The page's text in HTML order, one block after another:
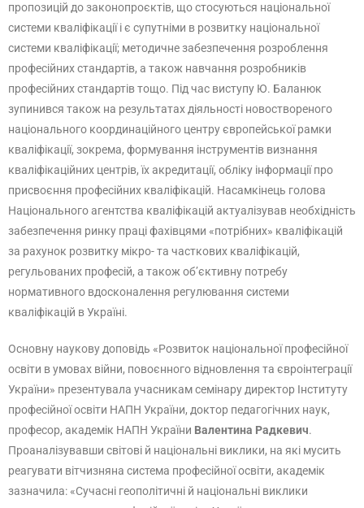
пропозицій до законопроєктів, що стосуються національної
системи кваліфікації і є супутніми в розвитку національної
системи кваліфікації; методичне забезпечення розроблення
професійних стандартів, а також навчання розробників
професійних стандартів тощо. Під час виступу Ю. Баланюк
зупинився також на результатах діяльності новоствореного
національного координаційного центру європейської рамки
кваліфікації, зокрема, формування інструментів визнання
кваліфікаційних центрів, їх акредитації, обліку інформації про
присвоєння професійних кваліфікацій. Насамкінець голова
Національного агентства кваліфікацій актуалізував необхідність
забезпечення ринку праці фахівцями «потрібних» кваліфікацій
за рахунок розвитку мікро- та часткових кваліфікацій,
регульованих професій, а також об’єктивну потребу
нормативного вдосконалення регулювання системи
кваліфікацій в Україні.
Основну наукову доповідь «Розвиток національної професійної
освіти в умовах війни, повоєнного відновлення та євроінтеграції
України» презентувала учасникам семінару директор Інституту
професійної освіти НАПН України, доктор педагогічних наук,
професор, академік НАПН України Валентина Радкевич.
Проаналізувавши світові й національні виклики, на які мусить
реагувати вітчизняна система професійної освіти, академік
зазначила: «Сучасні геополітичні й національні виклики